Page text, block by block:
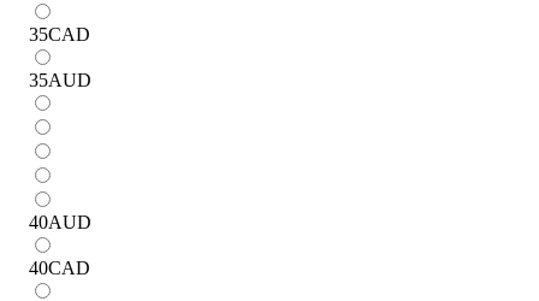
35CAD
35AUD
40AUD
40CAD